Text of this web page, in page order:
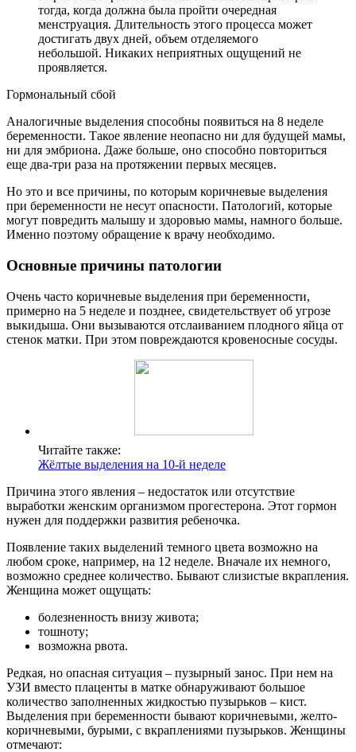
тогда, когда должна была пройти очередная
менструация. Длительность этого процесса может
достигать двух дней, объем отделяемого
небольшой. Никаких неприятных ощущений не
проявляется.
Гормональный сбой
Аналогичные выделения способны появиться на 8 неделе
беременности. Такое явление неопасно ни для будущей мамы,
ни для эмбриона. Даже больше, оно способно повториться
еще два-три раза на протяжении первых месяцев.
Но это и все причины, по которым коричневые выделения
при беременности не несут опасности. Патологий, которые
могут повредить малышу и здоровью мамы, намного больше.
Именно поэтому обращение к врачу необходимо.
Основные причины патологии
Очень часто коричневые выделения при беременности,
примерно на 5 неделе и позднее, свидетельствует об угрозе
выкидыша. Они вызываются отслаиванием плодного яйца от
стенок матки. При этом повреждаются кровеносные сосуды.
Читайте также:
Жёлтые выделения на 10-й неделе
Причина этого явления – недостаток или отсутствие
выработки женским организмом прогестерона. Этот гормон
нужен для поддержки развития ребеночка.
Появление таких выделений темного цвета возможно на
любом сроке, например, на 12 неделе. Вначале их немного,
возможно среднее количество. Бывают слизистые вкрапления.
Женщина может ощущать:
болезненность внизу живота;
тошноту;
возможна рвота.
Редкая, но опасная ситуация – пузырный занос. При нем на
УЗИ вместо плаценты в матке обнаруживают большое
количество заполненных жидкостью пузырьков – кист.
Выделения при беременности бывают коричневыми, желто-
коричневыми, бурыми, с вкраплениями пузырьков. Женщины
отмечают: